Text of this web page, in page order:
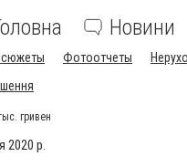
Новини
Фотоотчеты
гривен
2020 р.